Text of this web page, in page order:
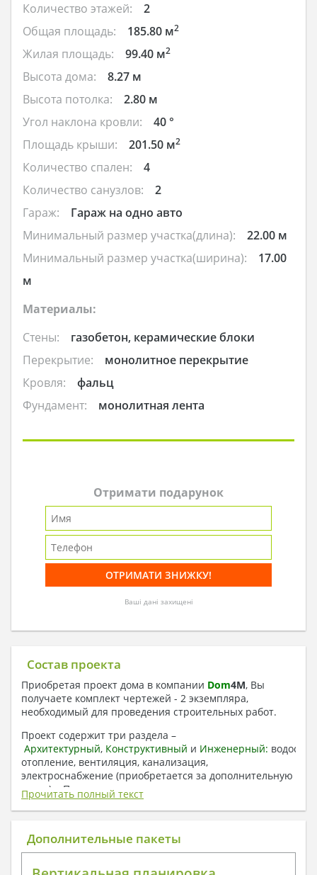
Количество этажей:
2
Общая площадь:
185.80 м2
Жилая площадь: 99.40 м2
Высота дома:
8.27 м
Высота потолка:
2.80 м
Угол наклона кровли:
40 °
Площадь крыши:
201.50 м2
Количество спален:
4
Количество санузлов:
2
Гараж:
Гараж на одно авто
Минимальный размер участка(длина):
22.00 м
Минимальный размер участка(ширина):
17.00
м
Материалы:
Стены:
газобетон, керамические блоки
Перекрытие:
монолитное перекрытие
Кровля:
фальц
Фундамент:
монолитная лента
Отримати подарунок
Ваші дані захищені
Состав проекта
Приобретая проект дома в компании Dom4M, Вы
получаете комплект чертежей - 2 экземпляра,
необходимый для проведения строительных работ.
Проект содержит три раздела –
Архитектурный, Конструктивный и Инженерный:
отопление, вентиляция, канализация,
электроснабжение (приобретается за дополнительную
плату) + Пояснительная записка.
1. Архитектурный раздел:
Общие данные по проекту
План координационных осей
Прочитать полный текст
Дополнительные пакеты